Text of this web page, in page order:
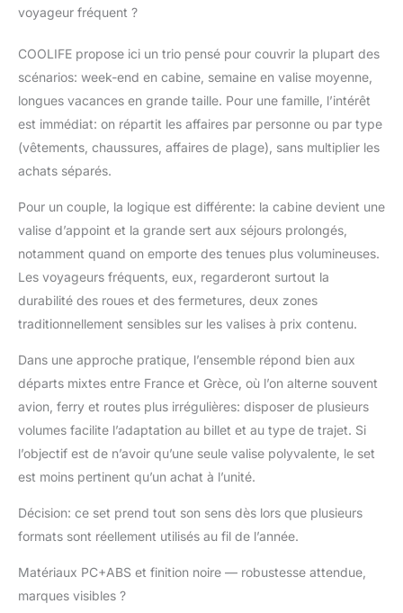
utiliser selon vos
besoins. Serrure TSA :
la serrure à
combinaison intégrée
de déverrouiller vos
pendant le voyage. La
serrure de coffre à
bagages est approuvée
par Travel Sentry, ce
qui permet au
personnel de sécurité
du transport de
bagages avec la clé
principale officielle sans
les endommager. 4
quatre roulettes
jumelées rotatives en
caoutchouc de haute
fonctionnent
facilement et peuvent
dans toutes les
voyageur fréquent ?
COOLIFE propose ici un trio pensé pour couvrir la plupart des
scénarios: week-end en cabine, semaine en valise moyenne,
longues vacances en grande taille. Pour une famille, l’intérêt
est immédiat: on répartit les affaires par personne ou par type
(vêtements, chaussures, affaires de plage), sans multiplier les
achats séparés.
Pour un couple, la logique est différente: la cabine devient une
valise d’appoint et la grande sert aux séjours prolongés,
notamment quand on emporte des tenues plus volumineuses.
Les voyageurs fréquents, eux, regarderont surtout la
durabilité des roues et des fermetures, deux zones
traditionnellement sensibles sur les valises à prix contenu.
Dans une approche pratique, l’ensemble répond bien aux
départs mixtes entre France et Grèce, où l’on alterne souvent
avion, ferry et routes plus irrégulières: disposer de plusieurs
volumes facilite l’adaptation au billet et au type de trajet. Si
l’objectif est de n’avoir qu’une seule valise polyvalente, le set
est moins pertinent qu’un achat à l’unité.
Décision: ce set prend tout son sens dès lors que plusieurs
formats sont réellement utilisés au fil de l’année.
Matériaux PC+ABS et finition noire — robustesse attendue,
marques visibles ?